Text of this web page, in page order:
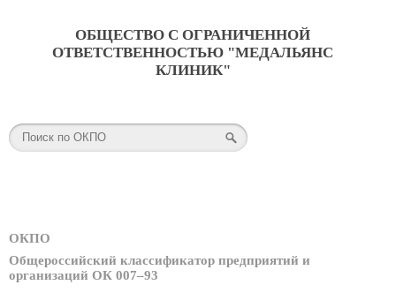
ОБЩЕСТВО С ОГРАНИЧЕННОЙ
ОТВЕТСТВЕННОСТЬЮ "МЕДАЛЬЯНС
КЛИНИК"
ОКПО
Общероссийский классификатор предприятий и
организаций ОК 007–93